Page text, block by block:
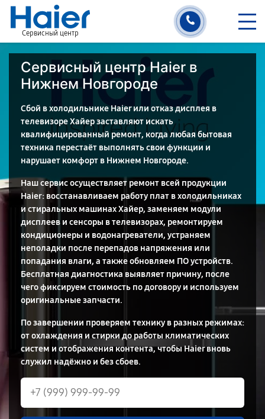
Сервисный центр
Сервисный центр Haier в
Нижнем Новгороде
Сбой в холодильнике Haier или отказ дисплея в
телевизоре Хайер заставляют искать
квалифицированный ремонт, когда любая бытовая
техника перестаёт выполнять свои функции и
нарушает комфорт в Нижнем Новгороде.
Наш сервис осуществляет ремонт всей продукции
Haier: восстанавливаем работу плат в холодильниках
и стиральных машинах Хайер, заменяем модули
дисплеев и сенсоры в телевизорах, ремонтируем
кондиционеры и водонагреватели, устраняем
неполадки после перепадов напряжения или
попадания влаги, а также обновляем ПО устройств.
Бесплатная диагностика выявляет причину, после
чего фиксируем стоимость по договору и используем
оригинальные запчасти.
По завершении проверяем технику в разных режимах:
от охлаждения и стирки до работы климатических
систем и отображения контента, чтобы Haier вновь
служил надёжно и без сбоев.